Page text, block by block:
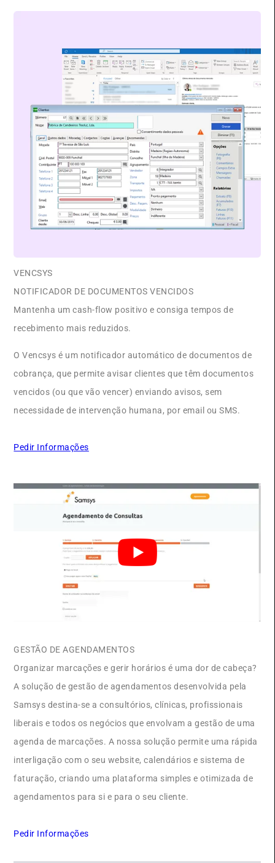
VENCSYS
NOTIFICADOR DE DOCUMENTOS VENCIDOS
Mantenha um cash-flow positivo e consiga tempos de
recebimento mais reduzidos.
O Vencsys é um notificador automático de documentos de
cobrança, que permite avisar clientes que têm documentos
vencidos (ou que vão vencer) enviando avisos, sem
necessidade de intervenção humana, por email ou SMS.
Pedir Informações
GESTÃO DE AGENDAMENTOS
Organizar marcações e gerir horários é uma dor de cabeça?
A solução de gestão de agendamentos desenvolvida pela
Samsys destina-se a consultórios, clínicas, profissionais
liberais e todos os negócios que envolvam a gestão de uma
agenda de marcações. A nossa solução permite uma rápida
interligação com o seu website, calendários e sistema de
faturação, criando uma plataforma simples e otimizada de
agendamentos para si e para o seu cliente.
Pedir Informações